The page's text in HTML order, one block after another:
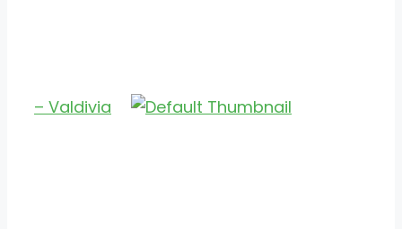
– Valdivia